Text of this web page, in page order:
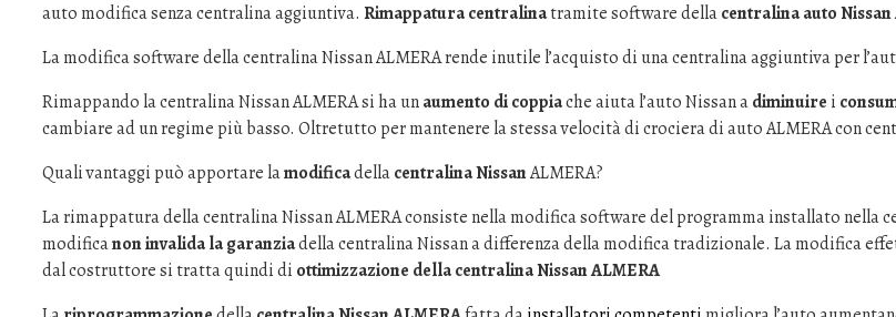
auto modifica senza centralina aggiuntiva. Rimappatura centralinatramite software dellacentralina auto Nissan
La modifica software della centralina Nissan ALMERA rende inutile l’acquisto di una centralina aggiuntiva per
Rimappando la centralina Nissan ALMERA si ha unaumento di coppiache aiuta l’auto Nissan adiminuire i
cambiare ad un regime più basso. Oltretutto per mantenere la stessa velocità di crociera di auto ALMERA con
Quali vantaggi può apportare lamodificadellacentralina NissanALMERA?
La rimappatura della centralina Nissan ALMERA consiste nella modifica software del programma installato
modificanon invalida la garanziadella centralina Nissan a differenza della modifica tradizionale. La modifica
dal costruttore si tratta quindi di ottimizzazione della centralina Nissan ALMERA